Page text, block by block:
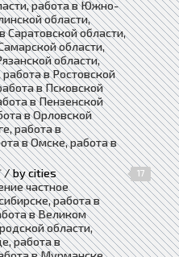
работа в Южно-
области,
Саратовской области,
области,
области,
в Ростовской
в Псковской
в Пензенской
в Орловской
работа в
в Омске, работа в
/ by cities
17
частное
работа в
в Великом
области,
работа в